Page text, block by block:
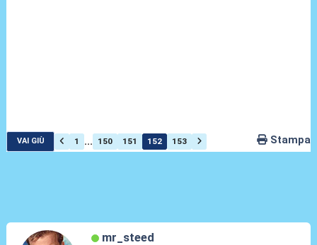
VAI GIÙ 1 ... 150 151 152 153 Stampa
mr_steed